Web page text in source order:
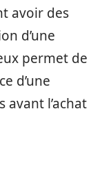
avoir des
d’une
permet de
d’une
avant l’achat